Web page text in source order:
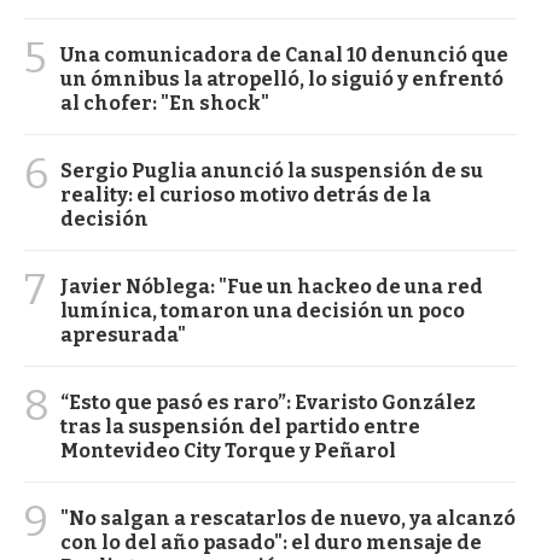
5
Una comunicadora de Canal 10 denunció que
un ómnibus la atropelló, lo siguió y enfrentó
al chofer: "En shock"
6
Sergio Puglia anunció la suspensión de su
reality: el curioso motivo detrás de la
decisión
7
Javier Nóblega: "Fue un hackeo de una red
lumínica, tomaron una decisión un poco
apresurada"
8
“Esto que pasó es raro”: Evaristo González
tras la suspensión del partido entre
Montevideo City Torque y Peñarol
9
"No salgan a rescatarlos de nuevo, ya alcanzó
con lo del año pasado": el duro mensaje de